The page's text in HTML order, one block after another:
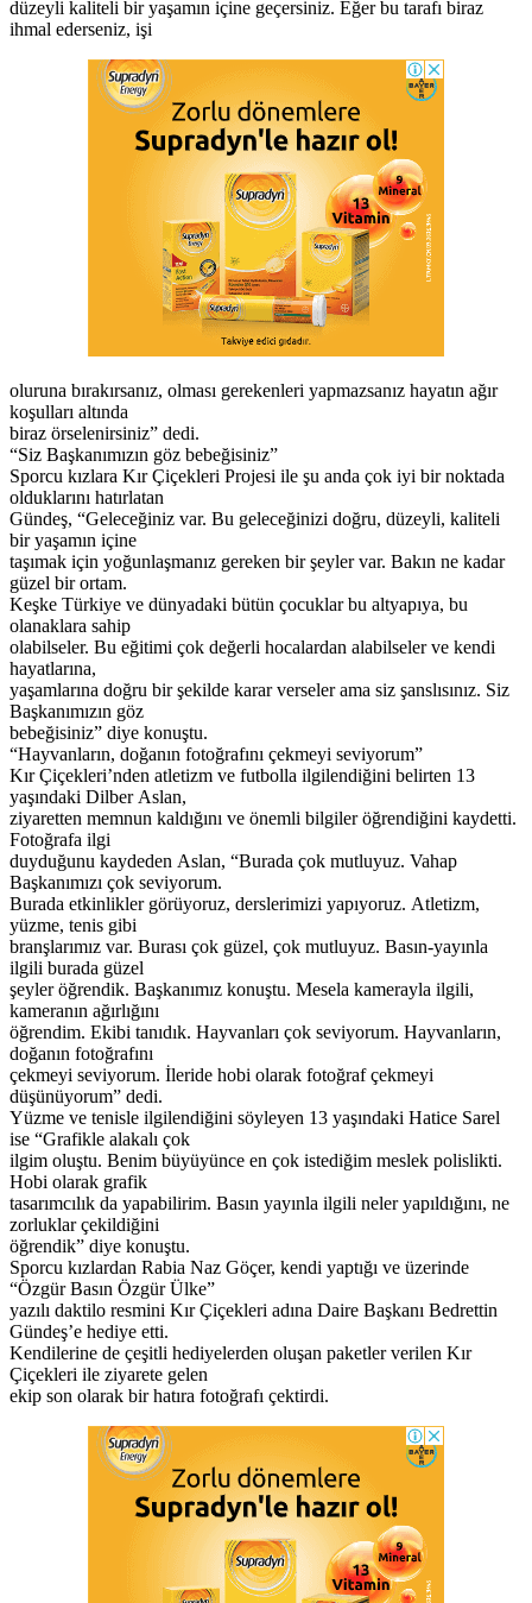
düzeyli kaliteli bir yaşamın içine geçersiniz. Eğer bu tarafı biraz
ihmal ederseniz, işi
oluruna bırakırsanız, olması gerekenleri yapmazsanız hayatın ağır
koşulları altında
biraz örselenirsiniz” dedi.
“Siz Başkanımızın göz bebeğisiniz”
Sporcu kızlara Kır Çiçekleri Projesi ile şu anda çok iyi bir noktada
olduklarını hatırlatan
Gündeş, “Geleceğiniz var. Bu geleceğinizi doğru, düzeyli, kaliteli
bir yaşamın içine
taşımak için yoğunlaşmanız gereken bir şeyler var. Bakın ne kadar
güzel bir ortam.
Keşke Türkiye ve dünyadaki bütün çocuklar bu altyapıya, bu
olanaklara sahip
olabilseler. Bu eğitimi çok değerli hocalardan alabilseler ve kendi
hayatlarına,
yaşamlarına doğru bir şekilde karar verseler ama siz şanslısınız. Siz
Başkanımızın göz
bebeğisiniz” diye konuştu.
“Hayvanların, doğanın fotoğrafını çekmeyi seviyorum”
Kır Çiçekleri’nden atletizm ve futbolla ilgilendiğini belirten 13
yaşındaki Dilber Aslan,
ziyaretten memnun kaldığını ve önemli bilgiler öğrendiğini kaydetti.
Fotoğrafa ilgi
duyduğunu kaydeden Aslan, “Burada çok mutluyuz. Vahap
Başkanımızı çok seviyorum.
Burada etkinlikler görüyoruz, derslerimizi yapıyoruz. Atletizm,
yüzme, tenis gibi
branşlarımız var. Burası çok güzel, çok mutluyuz. Basın-yayınla
ilgili burada güzel
şeyler öğrendik. Başkanımız konuştu. Mesela kamerayla ilgili,
kameranın ağırlığını
öğrendim. Ekibi tanıdık. Hayvanları çok seviyorum. Hayvanların,
doğanın fotoğrafını
çekmeyi seviyorum. İleride hobi olarak fotoğraf çekmeyi
düşünüyorum” dedi.
Yüzme ve tenisle ilgilendiğini söyleyen 13 yaşındaki Hatice Sarel
ise “Grafikle alakalı çok
ilgim oluştu. Benim büyüyünce en çok istediğim meslek polislikti.
Hobi olarak grafik
tasarımcılık da yapabilirim. Basın yayınla ilgili neler yapıldığını, ne
zorluklar çekildiğini
öğrendik” diye konuştu.
Sporcu kızlardan Rabia Naz Göçer, kendi yaptığı ve üzerinde
“Özgür Basın Özgür Ülke”
yazılı daktilo resmini Kır Çiçekleri adına Daire Başkanı Bedrettin
Gündeş’e hediye etti.
Kendilerine de çeşitli hediyelerden oluşan paketler verilen Kır
Çiçekleri ile ziyarete gelen
ekip son olarak bir hatıra fotoğrafı çektirdi.